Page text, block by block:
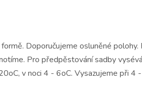
Doporučujeme osluněné polohy.
Pro předpěstování sadby
v noci 4 - 6oC. Vysazujeme při 4